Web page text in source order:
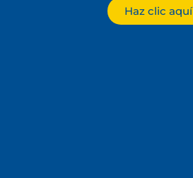
Haz clic aquí